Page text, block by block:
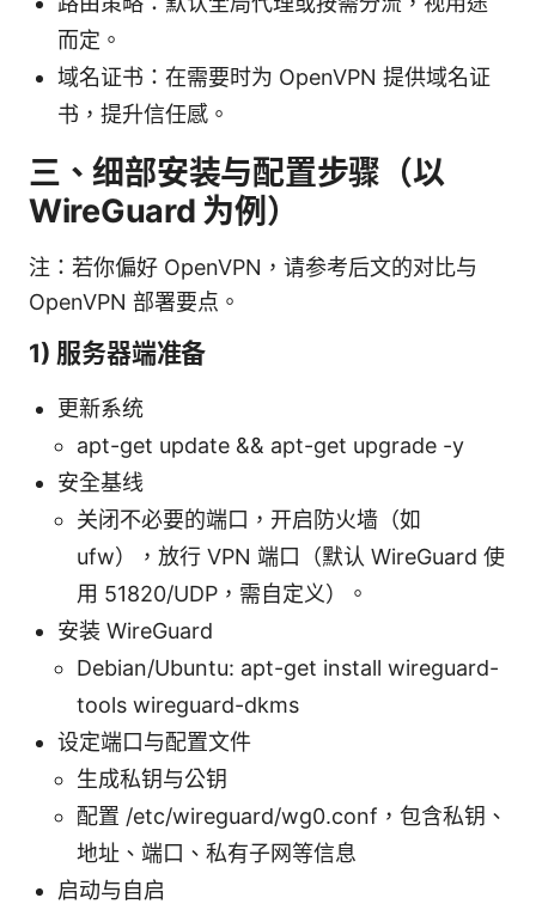
而定。
域名证书：在需要时为 OpenVPN 提供域名证
书，提升信任感。
三、细部安装与配置步骤（以
WireGuard 为例）
注：若你偏好 OpenVPN，请参考后文的对比与
OpenVPN 部署要点。
1) 服务器端准备
更新系统
apt-get update && apt-get upgrade -y
安全基线
关闭不必要的端口，开启防火墙（如
ufw），放行 VPN 端口（默认 WireGuard 使
用 51820/UDP，需自定义）。
安装 WireGuard
Debian/Ubuntu: apt-get install wireguard-
tools wireguard-dkms
设定端口与配置文件
生成私钥与公钥
配置 /etc/wireguard/wg0.conf，包含私钥、
地址、端口、私有子网等信息
启动与自启